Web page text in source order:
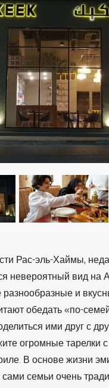
Рас-эль-Хаймы,
невероятный вид
и
обедать «по-
ими друг с
огромные
В основе жизни
семьи очень